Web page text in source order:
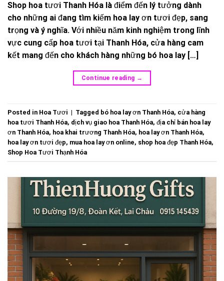
Shop hoa tươi Thanh Hóa là điểm đến lý tưởng dành
cho những ai đang tìm kiếm hoa lay ơn tươi đẹp, sang
trọng và ý nghĩa. Với nhiều năm kinh nghiệm trong lĩnh
vực cung cấp hoa tươi tại Thanh Hóa, cửa hàng cam
kết mang đến cho khách hàng những bó hoa lay […]
Continue reading →
Posted in Hoa Tươi | Tagged bó hoa lay ơn Thanh Hóa, cửa hàng
hoa tươi Thanh Hóa, dịch vụ giao hoa Thanh Hóa, địa chỉ bán hoa lay
ơn Thanh Hóa, hoa khai trương Thanh Hóa, hoa lay ơn Thanh Hóa,
hoa lay ơn tươi đẹp, mua hoa lay ơn online, shop hoa đẹp Thanh Hóa,
Shop Hoa Tươi Thạnh Hóa